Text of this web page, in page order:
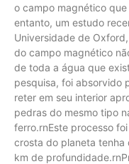
o campo magnético
entanto, um estudo
Universidade de
do campo magnético
de toda a água que
pesquisa, foi absorvido
reter em seu interior
pedras do mesmo tipo
ferro.rnEste processo
crosta do planeta tenha
km de